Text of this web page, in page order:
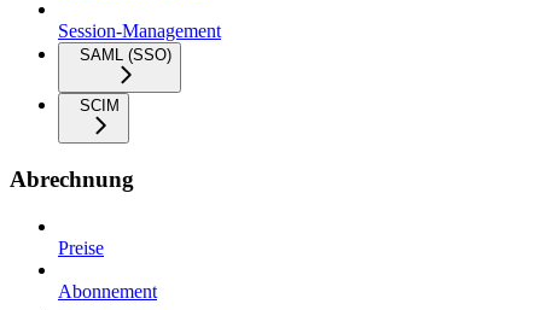
Session-Management
SAML (SSO)
SCIM
Abrechnung
Preise
Abonnement